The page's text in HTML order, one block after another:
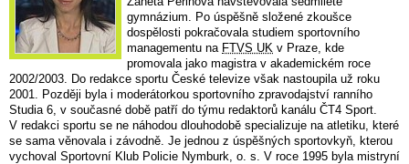
gymnázium. Po úspěšně složené zkoušce
dospělosti pokračovala studiem sportovního
managementu na FTVS UK v Praze, kde
promovala jako magistra v akademickém roce
2002/2003. Do redakce sportu České televize však nastoupila už roku
2001. Později byla i moderátorkou sportovního zpravodajství ranního
Studia 6, v současné době patří do týmu redaktorů kanálu ČT4 Sport.
V redakci sportu se ne náhodou dlouhodobě specializuje na atletiku, které
se sama věnovala i závodně. Je jednou z úspěšných sportovkyň, kterou
vychoval Sportovní Klub Policie Nymburk, o. s. V roce 1995 byla mistryní